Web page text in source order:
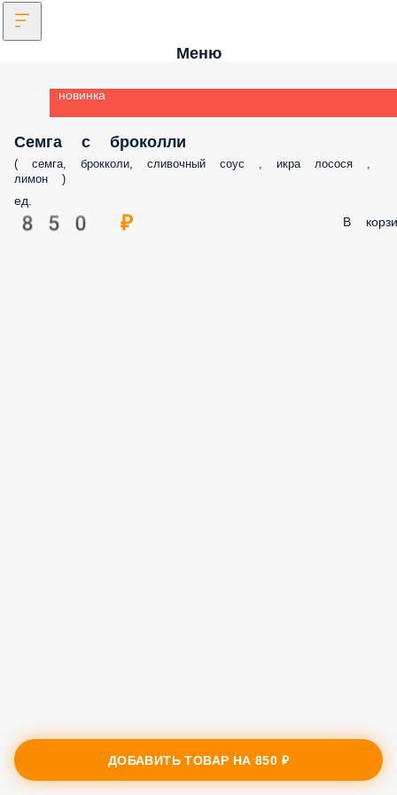
Меню
новинка
Семга с броколли
( семга, брокколи, сливочный соус , икра лосося ,
лимон )
ед.
850 ₽ В
ДОБАВИТЬ ТОВАР НА850 ₽